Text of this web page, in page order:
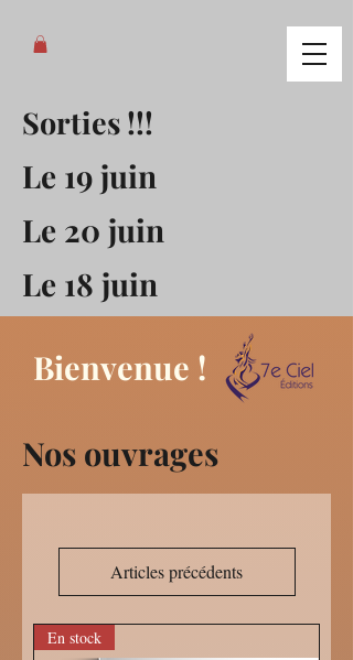
Sorties !!!
Le 19 juin
Le 20 juin
Le 18 juin
Bienvenue !
Nos ouvrages
Articles précédents
En stock